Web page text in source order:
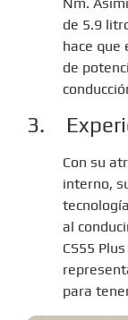
de 5.9
hace que
de
3.
Con su
interno,
al
CS55
para